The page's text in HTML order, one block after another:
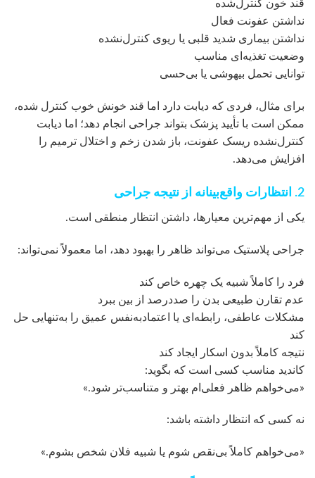
قند خون کنترل‌شده
نداشتن عفونت فعال
نداشتن بیماری شدید قلبی یا ریوی کنترل‌نشده
وضعیت تغذیه‌ای مناسب
توانایی تحمل بیهوشی یا بی‌حسی
برای مثال، فردی که دیابت دارد اما قند خونش خوب کنترل شده،
ممکن است با تأیید پزشک بتواند جراحی انجام دهد؛ اما دیابت
کنترل‌نشده ریسک عفونت، باز شدن زخم و اختلال ترمیم را
افزایش می‌دهد.
2. انتظارات واقع‌بینانه از نتیجه جراحی
یکی از مهم‌ترین معیارها، داشتن انتظار منطقی است.
جراحی پلاستیک می‌تواند ظاهر را بهبود دهد، اما معمولاً نمی‌تواند:
فرد را کاملاً شبیه یک چهره خاص کند
عدم تقارن طبیعی بدن را صددرصد از بین ببرد
مشکلات عاطفی، رابطه‌ای یا اعتمادبه‌نفس عمیق را به‌تنهایی حل
کند
نتیجه کاملاً بدون اسکار ایجاد کند
کاندید مناسب کسی است که بگوید:
«می‌خواهم ظاهر فعلی‌ام بهتر و متناسب‌تر شود.»
نه کسی که انتظار داشته باشد:
«می‌خواهم کاملاً بی‌نقص شوم یا شبیه فلان شخص بشوم.»